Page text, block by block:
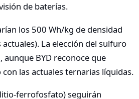
de baterías.
los 500 Wh/kg de densidad
La elección del sulfuro
BYD reconoce que
las actuales ternarias líquidas.
ferrofosfato) seguirán